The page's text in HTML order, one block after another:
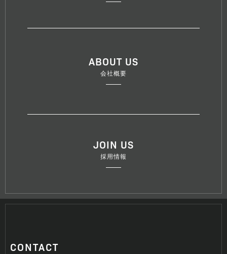
ABOUT US
会社概要
JOIN US
採用情報
CONTACT